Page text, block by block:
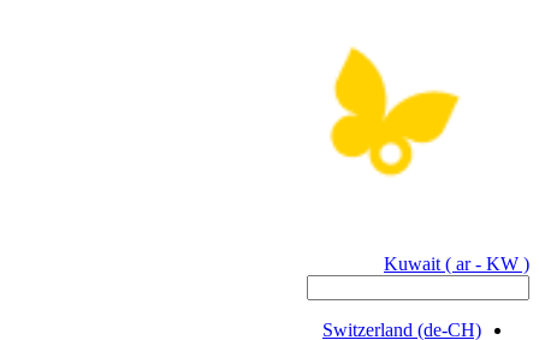
Kuwait ( ar - KW )
Switzerland (de-CH)